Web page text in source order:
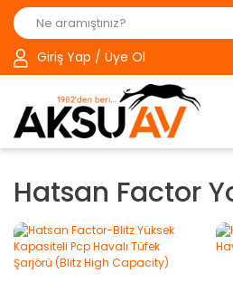
Giriş Yap / Üye Ol
Hatsan Factor